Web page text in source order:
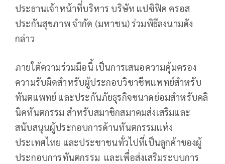
ประธานเจ้าหน้าที่บริหาร บริษัท แปซิฟิค ครอส
ประกันสุขภาพ จำกัด (มหาชน) ร่วมพิธีลงนามดัง
กล่าว
ภายใต้ความร่วมมือนี้ เป็นการเสนอความคุ้มครอง
ความรับผิดสำหรับผู้ประกอบวิชาชีพแพทย์สำหรับ
ทันตแพทย์ และประกันภัยธุรกิจขนาดย่อมสำหรับคลิ
นิคทันตกรรม สำหรับสมาชิกสมาคมส่งเสริมและ
สนับสนุนผู้ประกอบการด้านทันตกรรมแห่ง
ประเทศไทย และประชาชนทั่วไปที่เป็นลูกค้าของผู้
ประกอบการทันตกรรม และเพื่อส่งเสริมระบบการ